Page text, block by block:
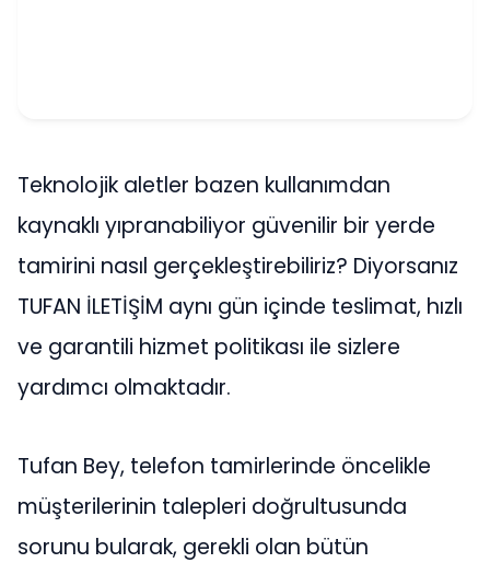
Teknolojik aletler bazen kullanımdan
kaynaklı yıpranabiliyor güvenilir bir yerde
tamirini nasıl gerçekleştirebiliriz? Diyorsanız
TUFAN İLETİŞİM aynı gün içinde teslimat, hızlı
ve garantili hizmet politikası ile sizlere
yardımcı olmaktadır.
Tufan Bey, telefon tamirlerinde öncelikle
müşterilerinin talepleri doğrultusunda
sorunu bularak, gerekli olan bütün